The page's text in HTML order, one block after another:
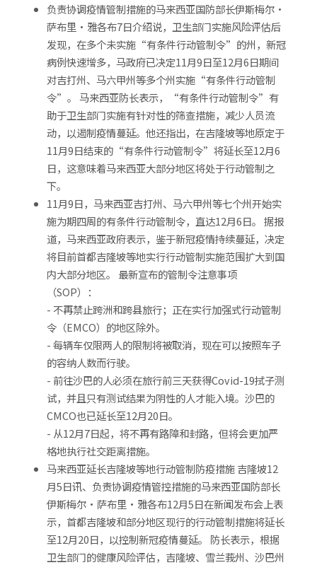
负责协调疫情管制措施的马来西亚国防部长伊斯梅尔·
萨布里·雅各布7日介绍说，卫生部门实施风险评估后
发现，在多个未实施“有条件行动管制令”的州，新冠
病例快速增多，马政府已决定11月9日至12月6日期间
对吉打州、马六甲州等多个州实施“有条件行动管制
令”。 马来西亚防长表示，“有条件行动管制令”有
助于卫生部门实施有针对性的筛查措施，减少人员流
动，以遏制疫情蔓延。他还指出，在吉隆坡等地原定于
11月9日结束的“有条件行动管制令”将延长至12月6
日，这意味着马来西亚大部分地区将处于行动管制之
下。
11月9日，马来西亚吉打州、马六甲州等七个州开始实
施为期四周的有条件行动管制令，直达12月6日。 据报
道，马来西亚政府表示，鉴于新冠疫情持续蔓延，决定
将目前首都吉隆坡等地实行行动管制实施范围扩大到国
内大部分地区。 最新宣布的管制令注意事项
（SOP）：
- 不再禁止跨洲和跨县旅行；正在实行加强式行动管制
令（EMCO）的地区除外。
- 每辆车仅限两人的限制将被取消，现在可以按照车子
的容纳人数而行驶。
- 前往沙巴的人必须在旅行前三天获得Covid-19拭子测
试，并且只有测试结果为阴性的人才能入境。沙巴的
CMCO也已延长至12月20日。
- 从12月7日起，将不再有路障和封路，但将会更加严
格地执行社交距离措施。
马来西亚延长吉隆坡等地行动管制防疫措施 吉隆坡12
月5日讯、负责协调疫情管控措施的马来西亚国防部长
伊斯梅尔·萨布里·雅各布12月5日在新闻发布会上表
示，首都吉隆坡和部分地区现行的行动管制措施将延长
至12月20日，以控制新冠疫情蔓延。 防长表示，根据
卫生部门的健康风险评估，吉隆坡、雪兰莪州、沙巴州